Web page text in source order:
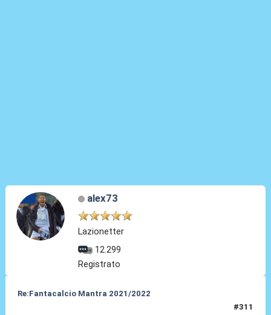
alex73
Lazionetter
12.299
Registrato
Re:Fantacalcio Mantra 2021/2022
#311